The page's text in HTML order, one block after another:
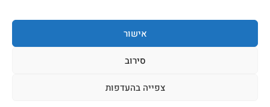
אישור
סירוב
צפייה בהעדפות
הרשמה לניוזלטר
פרסמו אצלנו
הצהרת נגישות